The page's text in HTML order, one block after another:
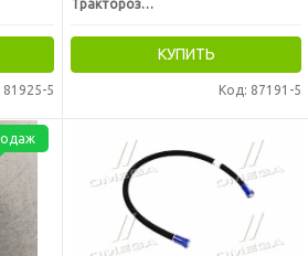
5
Тракторозапчасть г. Ромны
КУПИТЬ
Код: 87191-5